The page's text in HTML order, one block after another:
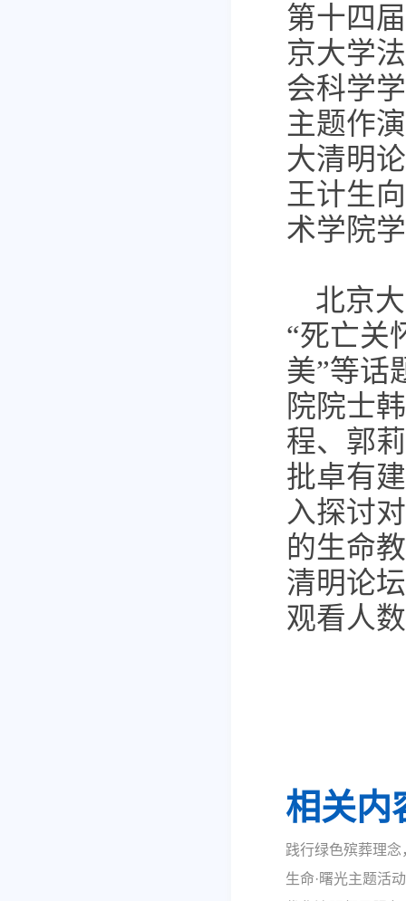
第十四
京大学
会科学
主题作
大清明
王计生
术学院
北京
“死亡关
美”等话
院院士
程、郭
批卓有
入探讨
的生命
清明论
观看人
相关内
践行绿色殡葬理
生命·曙光主题活